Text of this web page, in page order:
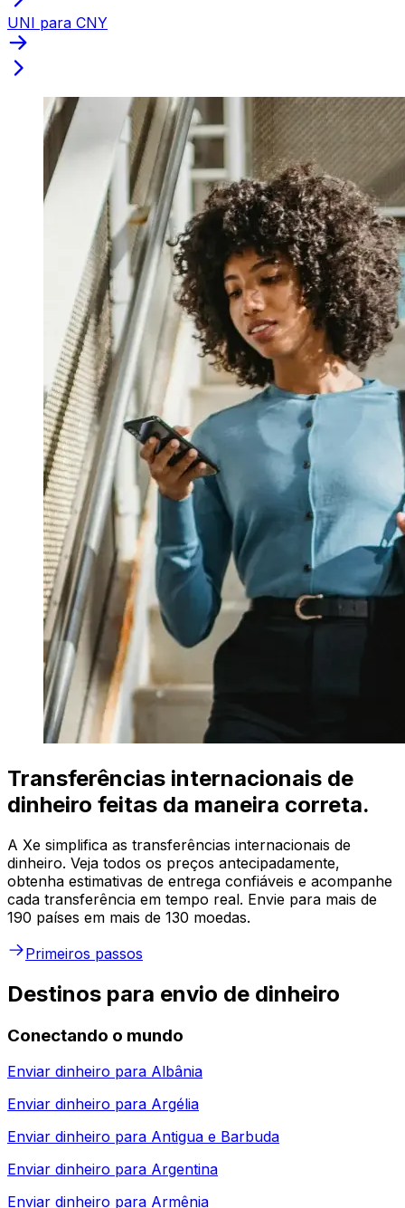
UNI para CNY
Transferências internacionais de
dinheiro feitas da maneira correta.
A Xe simplifica as transferências internacionais de
dinheiro. Veja todos os preços antecipadamente,
obtenha estimativas de entrega confiáveis e acompanhe
cada transferência em tempo real. Envie para mais de
190 países em mais de 130 moedas.
Primeiros passos
Destinos para envio de dinheiro
Conectando o mundo
Enviar dinheiro para Albânia
Enviar dinheiro para Argélia
Enviar dinheiro para Antigua e Barbuda
Enviar dinheiro para Argentina
Enviar dinheiro para Armênia